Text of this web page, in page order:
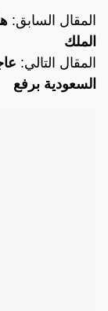
المقال السابق:
الملك
المقال التالي:
السعودية برفع